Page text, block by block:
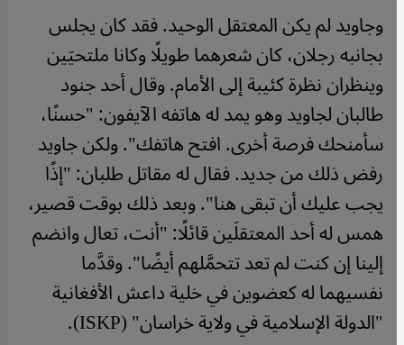
وجاويد لم يكن المعتقل الوحيد. فقد كان يجلس
بجانبه رجلان، كان شعرهما طويلًا وكانا ملتحيَين
وينظران نظرة كئيبة إلى الأمام. وقال أحد جنود
طالبان لجاويد وهو يمد له هاتفه الآيفون: "حسنًا،
سأمنحك فرصة أخرى. افتح هاتفك". ولكن جاويد
رفض ذلك من جديد. فقال له مقاتل طلبان: "إذًا
يجب عليك أن تبقى هنا". وبعد ذلك بوقت قصير،
همس له أحد المعتقلَين قائلًا: "أنت، تعال وانضم
إلينا إن كنت لم تعد تتحمَّلهم أيضًا". وقدَّما
نفسيهما له كعضوين في خلية داعش الأفغانية
"الدولة الإسلامية في ولاية خراسان" (ISKP).